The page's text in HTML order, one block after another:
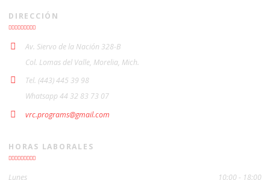
DIRECCIÓN
Av. Siervo de la Nación 328-B
Col. Lomas del Valle, Morelia, Mich.
Tel. (443) 445 39 98
Whatsapp 44 32 83 73 07
vrc.programs@gmail.com
HORAS LABORALES
Lunes 10:00 - 18:00